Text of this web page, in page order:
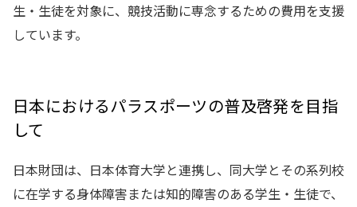
生・生徒を対象に、競技活動に専念するための費用を支援
しています。
日本におけるパラスポーツの普及啓発を目指
して
日本財団は、日本体育大学と連携し、同大学とその系列校
に在学する身体障害または知的障害のある学生・生徒で、